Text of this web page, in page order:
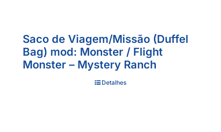
Saco de Viagem/Missão (Duffel
Bag) mod: Monster / Flight
Monster – Mystery Ranch
Detalhes